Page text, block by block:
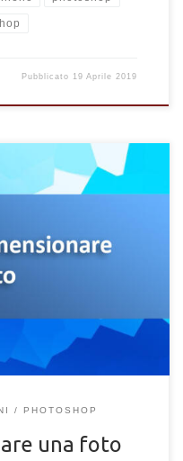
Pubblicato 19 Aprile 2019
foto o un’immagine con
ma non sai come
a chi è vuole imparare
simile a come abbiamo già
Scontornare le immagini.
PHOTOSHOP
una foto